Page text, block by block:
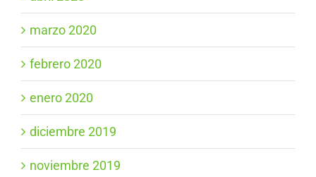
marzo 2020
febrero 2020
enero 2020
diciembre 2019
noviembre 2019